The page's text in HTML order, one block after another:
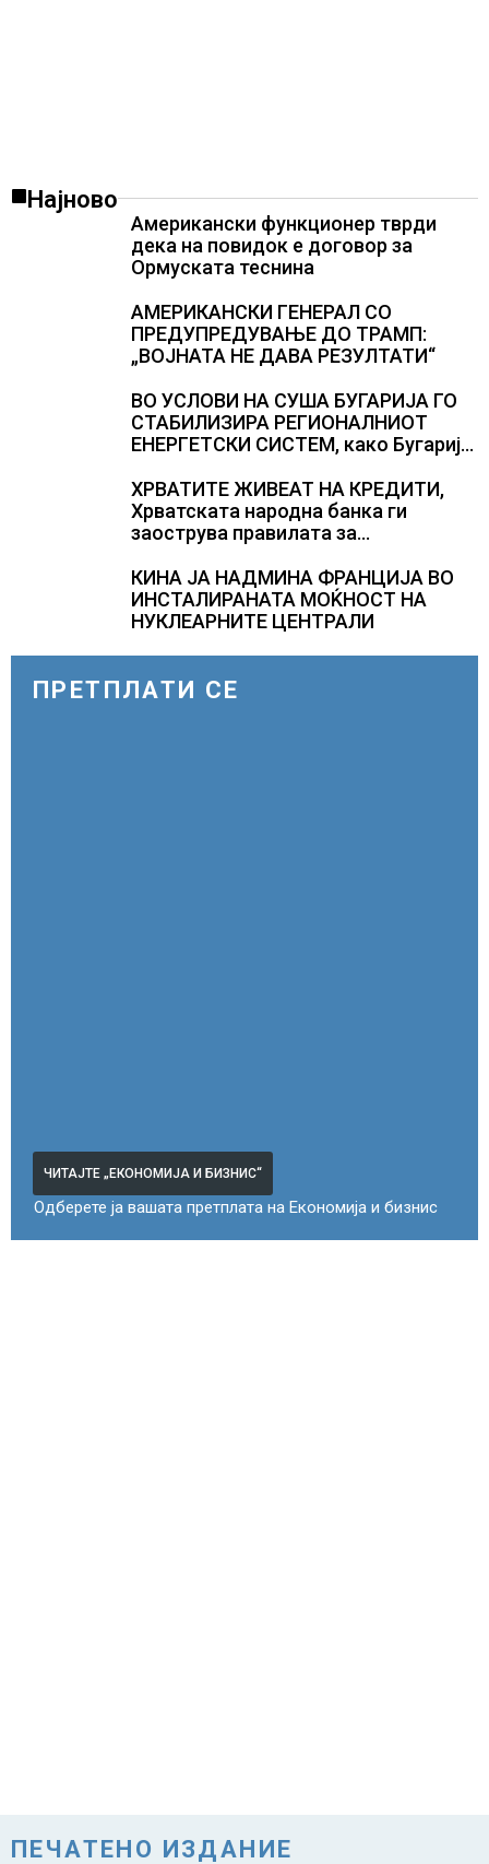
Најново
Американски функционер тврди
дека на повидок е договор за
Ормуската теснина
АМЕРИКАНСКИ ГЕНЕРАЛ СО
ПРЕДУПРЕДУВАЊЕ ДО ТРАМП:
„ВОЈНАТА НЕ ДАВА РЕЗУЛТАТИ“
ВО УСЛОВИ НА СУША БУГАРИЈА ГО
СТАБИЛИЗИРА РЕГИОНАЛНИОТ
ЕНЕРГЕТСКИ СИСТЕМ, како Бугарија
складирање на енергија од батерии
ХРВАТИТЕ ЖИВЕАТ НА КРЕДИТИ,
Хрватската народна банка ги
заострува правилата за
зголемени ризици во финансискиот
систем
КИНА ЈА НАДМИНА ФРАНЦИЈА ВО
ИНСТАЛИРАНАТА МОЌНОСТ НА
НУКЛЕАРНИТЕ ЦЕНТРАЛИ
ПРЕТПЛАТИ СЕ
ЧИТАЈТЕ „ЕКОНОМИЈА И БИЗНИС“
Одберете ја вашата претплата на Економија и бизнис
ПЕЧАТЕНО ИЗДАНИЕ